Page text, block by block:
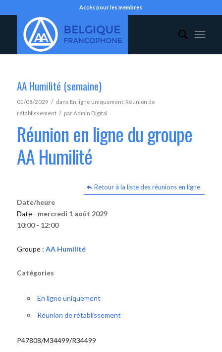
Accès pour les membres
AA Humilité (semaine)
01/08/2029 / dans En ligne uniquement, Réunion de
rétablissement / parAdmin Digital
Réunion en ligne du groupe
AA Humilité
Retour à la liste des réunions en ligne
Date/heure
Date - mercredi 1 août 2029
10:00 - 12:00
Groupe : AA Humilité
Catégories
En ligne uniquement
Réunion de rétablissement
P47808/M34499/R34499